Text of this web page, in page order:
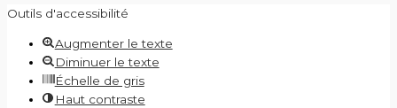
Outils d'accessibilité
Augmenter le texte
Diminuer le texte
Échelle de gris
Haut contraste